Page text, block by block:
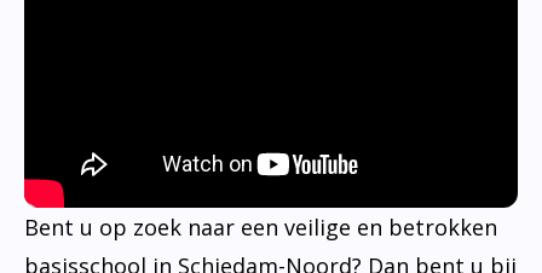
Bent u op zoek naar een veilige en betrokken
basisschool in Schiedam-Noord? Dan bent u bij